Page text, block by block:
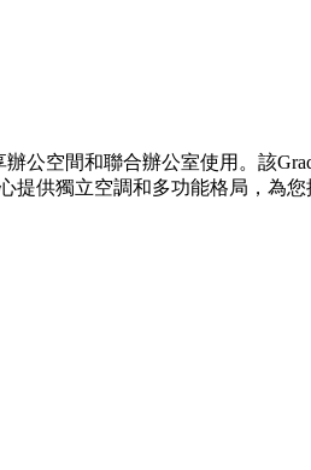
公空間和聯合辦公室使用。該
供獨立空調和多功能格局，為